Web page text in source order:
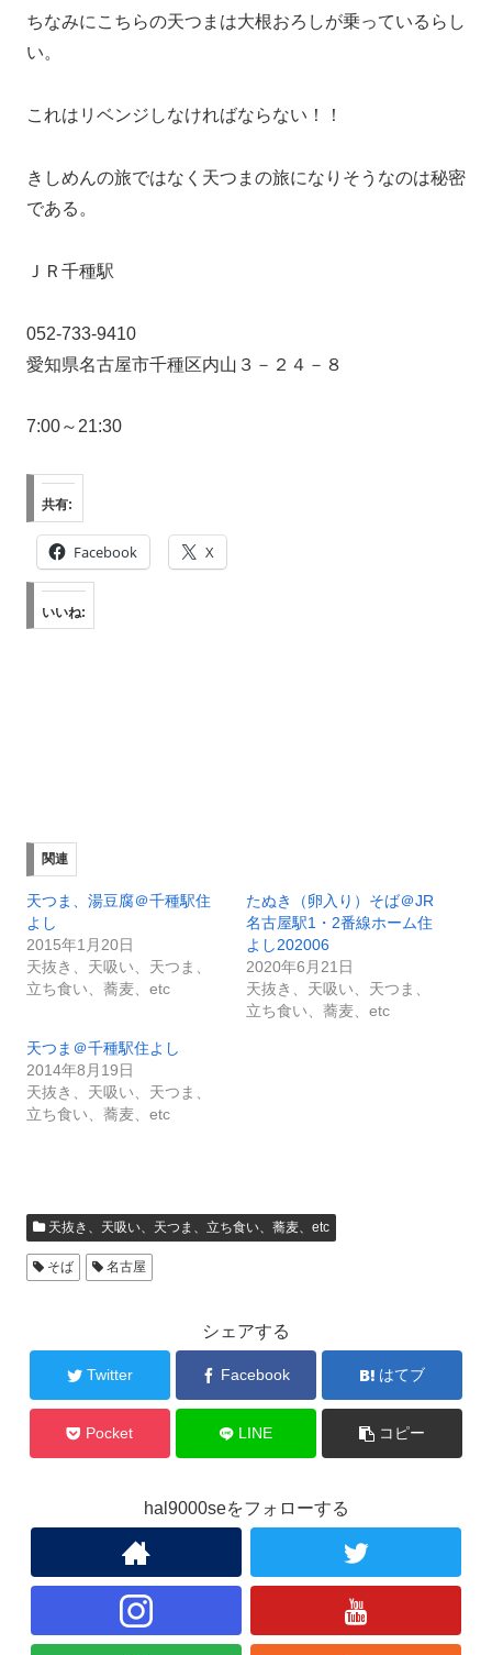
ちなみにこちらの天つまは大根おろしが乗っているらし
い。
これはリベンジしなければならない！！
きしめんの旅ではなく天つまの旅になりそうなのは秘密
である。
ＪＲ千種駅
052-733-9410
愛知県名古屋市千種区内山３－２４－８
7:00～21:30
共有:
Facebook X
いいね:
関連
天つま、湯豆腐＠千種駅住
よし
2015年1月20日
天抜き、天吸い、天つま、
立ち食い、蕎麦、etc
たぬき（卵入り）そば＠JR
名古屋駅1・2番線ホーム住
よし202006
2020年6月21日
天抜き、天吸い、天つま、
立ち食い、蕎麦、etc
天つま＠千種駅住よし
2014年8月19日
天抜き、天吸い、天つま、
立ち食い、蕎麦、etc
天抜き、天吸い、天つま、立ち食い、蕎麦、etc
そば 名古屋
シェアする
Twitter Facebook はてブ
Pocket LINE コピー
hal9000seをフォローする